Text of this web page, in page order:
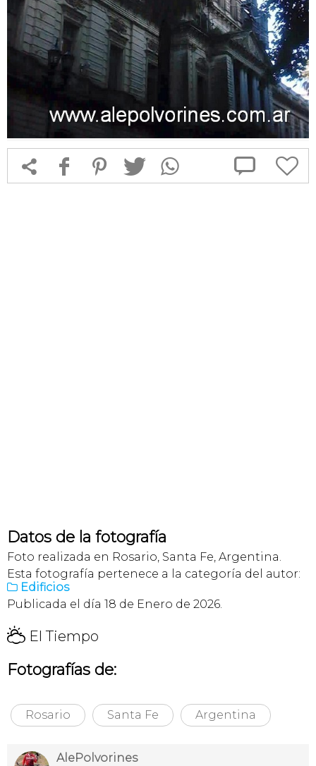
 f 1 T  
Datos de la fotografía
Foto realizada en Rosario, Santa Fe, Argentina.
Esta fotografía pertenece a la categoría del autor:
 Edificios
Publicada el día 18 de Enero de 2026.
H El Tiempo
Fotografías de:
Rosario Santa Fe Argentina
AlePolvorines